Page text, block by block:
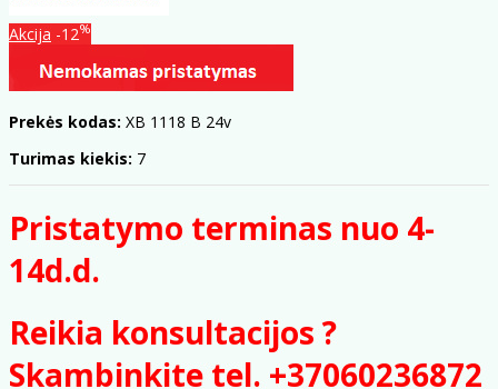
Akcija -12%
Prekės kodas: XB 1118 B 24v
Turimas kiekis: 7
Pristatymo terminas nuo 4-
14d.d.
Reikia konsultacijos ?
Skambinkite tel. +37060236872